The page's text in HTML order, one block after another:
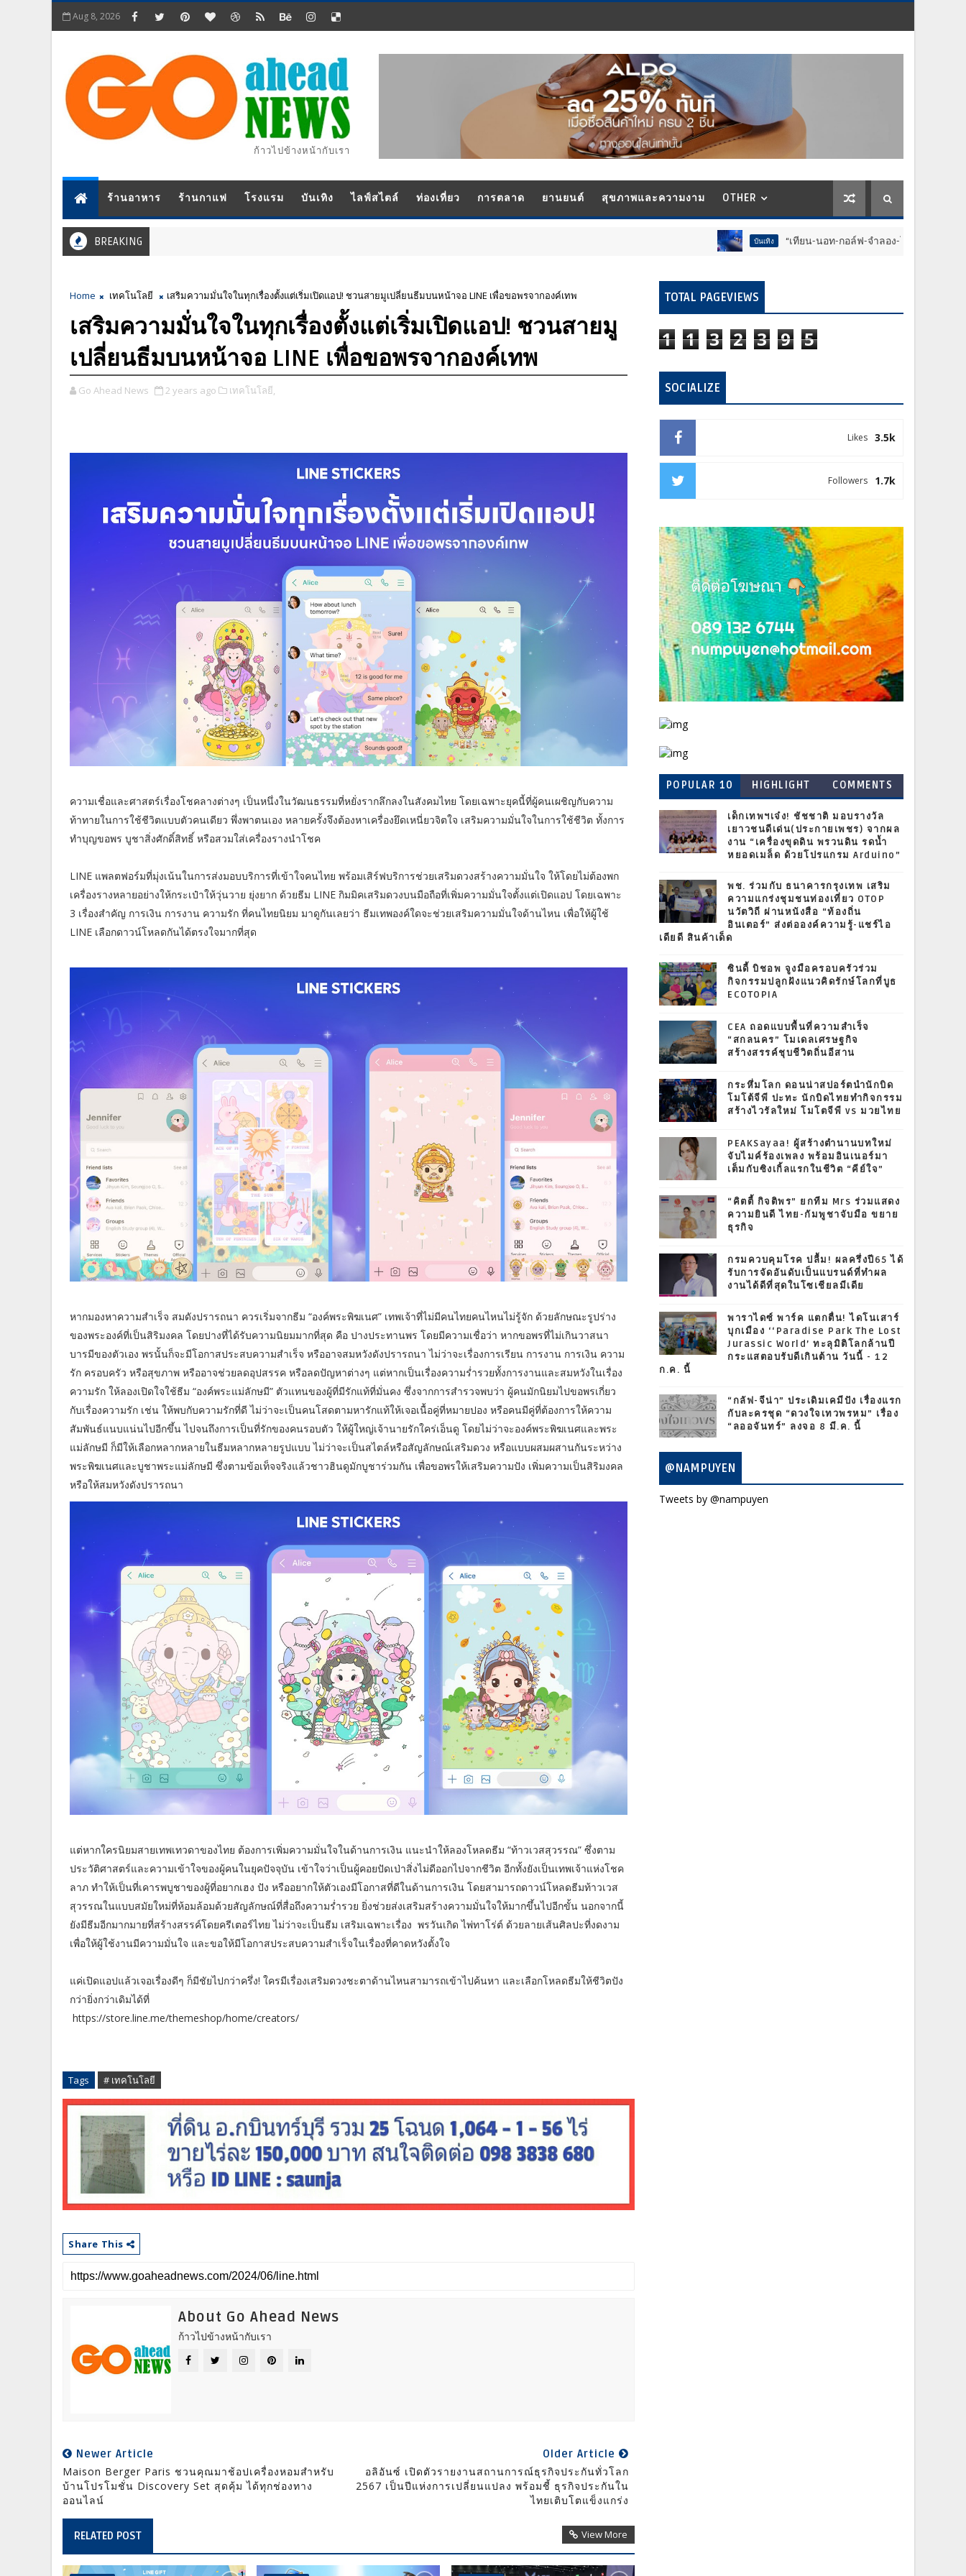
Aug 8, 2026
ก้าวไปข้างหน้ากับเรา
ร้านอาหาร ร้านกาแฟ โรงแรม บันเทิง ไลฟ์สไตล์ ท่องเที่ยว การตลาด ยานยนต์ สุขภาพและความงาม OTHER
BREAKING บันเทิง “เทียน-นอท-กอล์ฟ-จำลอง-โฟล์ค” ร้องจ๊าก!! อุปกรณ์
Home เทคโนโลยี เสริมความมั่นใจในทุกเรื่องตั้งแต่เริ่มเปิดแอป! ชวนสายมูเปลี่ยนธีมบนหน้าจอ LINE เพื่อขอพรจากองค์เทพ
เสริมความมั่นใจในทุกเรื่องตั้งแต่เริ่มเปิดแอป! ชวนสายมู
เปลี่ยนธีมบนหน้าจอ LINE เพื่อขอพรจากองค์เทพ
Go Ahead News 2 years ago เทคโนโลยี,
ความเชื่อและศาสตร์เรื่องโชคลางต่างๆ เป็นหนึ่งในวัฒนธรรมที่หยั่งรากลึกลงในสังคมไทย โดยเฉพาะยุคนี้ที่ผู้คนเผชิญกับความ
ท้าทายในการใช้ชีวิตแบบตัวคนเดียว พึ่งพาตนเอง หลายครั้งจึงต้องหาเครื่องยึดเหนี่ยวจิตใจ เสริมความมั่นใจในการใช้ชีวิต ทั้งการ
ทำบุญขอพร บูชาสิ่งศักดิ์สิทธิ์ หรือสวมใส่เครื่องรางนำโชค
LINE แพลตฟอร์มที่มุ่งเน้นในการส่งมอบบริการที่เข้าใจคนไทย พร้อมเสิร์ฟบริการช่วยเสริมดวงสร้างความมั่นใจ ให้โดยไม่ต้องพก
เครื่องรางหลายอย่างให้กระเป๋าให้วุ่นวาย ยุ่งยาก ด้วยธีม LINE กิมมิคเสริมดวงบนมือถือที่เพิ่มความมั่นใจตั้งแต่เปิดแอป โดยเฉพาะ
3 เรื่องสำคัญ การเงิน การงาน ความรัก ที่คนไทยนิยม มาดูกันเลยว่า ธีมเทพองค์ใดจะช่วยเสริมความมั่นใจด้านไหน เพื่อให้ผู้ใช้
LINE เลือกดาวน์โหลดกันได้ตรงใจมากที่สุด
หากมองหาความสำเร็จ สมดังปรารถนา ควรเริ่มจากธีม “องค์พระพิฆเนศ” เทพเจ้าที่ไม่มีคนไทยคนไหนไม่รู้จัก ด้วยลักษณะรูปร่าง
ของพระองค์ที่เป็นสิริมงคล โดยปางที่ได้รับความนิยมมากที่สุด คือ ปางประทานพร โดยมีความเชื่อว่า หากขอพรที่ไม่เกินวาสนา
บารมีของตัวเอง พรนั้นก็จะมีโอกาสประสบความสำเร็จ หรืออาจสมหวังดังปรารถนา ไม่ว่าจะเรื่องการเรียน การงาน การเงิน ความ
รัก ครอบครัว หรือสุขภาพ หรืออาจช่วยลดอุปสรรค หรือลดปัญหาต่างๆ แต่หากเป็นเรื่องความร่ำรวยทั้งการงานและสมหวังในเรื่อง
ความรัก ให้ลองเปิดใจใช้ธีม “องค์พระแม่ลักษมี” ตัวแทนของผู้ที่มีรักแท้ที่มั่นคง ซึ่งจากการสำรวจพบว่า ผู้คนมักนิยมไปขอพรเกี่ยว
กับเรื่องความรัก เช่น ให้พบกับความรักที่ดี ไม่ว่าจะเป็นคนโสดตามหารักแท้ให้เจอเนื้อคู่ที่หมายปอง หรือคนมีคู่ที่ต้องการให้ความ
สัมพันธ์แนบแน่นไปอีกขึ้น ไปจนถึงการเป็นที่รักของคนรอบตัว ให้ผู้ใหญ่เจ้านายรักใคร่เอ็นดู โดยไม่ว่าจะองค์พระพิฆเนศและพระ
แม่ลักษมี ก็มีให้เลือกหลากหลายในธีมหลากหลายรูปแบบ ไม่ว่าจะเป็นสไตล์หรือสัญลักษณ์เสริมดวง หรือแบบผสมผสานกันระหว่าง
พระพิฆเนศและบูชาพระแม่ลักษมี ซึ่งตามข้อเท็จจริงแล้วชาวฮินดูมักบูชาร่วมกัน เพื่อขอพรให้เสริมความปัง เพิ่มความเป็นสิริมงคล
หรือให้สมหวังดังปรารถนา
แต่หากใครนิยมสายเทพเทวดาของไทย ต้องการเพิ่มความมั่นใจในด้านการเงิน แนะนำให้ลองโหลดธีม “ท้าวเวสสุวรรณ” ซึ่งตาม
ประวัติศาสตร์และความเข้าใจของผู้คนในยุคปัจจุบัน เข้าใจว่าเป็นผู้คอยปัดเป่าสิ่งไม่ดีออกไปจากชีวิต อีกทั้งยังเป็นเทพเจ้าแห่งโชค
ลาภ ทำให้เป็นที่เคารพบูชาของผู้ที่อยากเฮง ปัง หรืออยากให้ตัวเองมีโอกาสที่ดีในด้านการเงิน โดยสามารถดาวน์โหลดธีมท้าวเวส
สุวรรณในแบบสมัยใหม่ที่ห้อมล้อมด้วยสัญลักษณ์ที่สื่อถึงความร่ำรวย ยิ่งช่วยส่งเสริมสร้างความมั่นใจให้มากขึ้นไปอีกขั้น นอกจากนี้
ยังมีธีมอีกมากมายที่สร้างสรรค์โดยครีเตอร์ไทย ไม่ว่าจะเป็นธีม เสริมเฉพาะเรื่อง พรวันเกิด ไพ่ทาโร่ต์ ด้วยลายเส้นศิลปะที่งดงาม
เพื่อให้ผู้ใช้งานมีความมั่นใจ และขอให้มีโอกาสประสบความสำเร็จในเรื่องที่คาดหวังตั้งใจ
แค่เปิดแอปแล้วเจอเรื่องดีๆ ก็มีชัยไปกว่าครึ่ง! ใครมีเรื่องเสริมดวงชะตาด้านไหนสามารถเข้าไปค้นหา และเลือกโหลดธีมให้ชีวิตปัง
กว่ายิ่งกว่าเดิมได้ที่
https://store.line.me/themeshop/home/creators/
Tags # เทคโนโลยี
Share This
About Go Ahead News
ก้าวไปข้างหน้ากับเรา
Newer Article
Maison Berger Paris ชวนคุณมาช้อปเครื่องหอมสำหรับ
บ้านโปรโมชั่น Discovery Set สุดคุ้ม ได้ทุกช่องทาง
ออนไลน์
Older Article
อลิอันซ์ เปิดตัวรายงานสถานการณ์ธุรกิจประกันทั่วโลก
2567 เป็นปีแห่งการเปลี่ยนแปลง พร้อมชี้ ธุรกิจประกันใน
ไทยเติบโตแข็งแกร่ง
RELATED POST View More
TOTAL PAGEVIEWS
1 1 3 2 3 9 5
SOCIALIZE
3.5k
Likes
1.7k
Followers
POPULAR 10 HIGHLIGHT COMMENTS
เด็กเทพฯเจ๋ง! ชัชชาติ มอบรางวัล
เยาวชนดีเด่น(ประกายเพชร) จากผล
งาน “เครื่องขุดดิน พรวนดิน รดน้ำ
หยอดเมล็ด ด้วยโปรแกรม Arduino”
พช. ร่วมกับ ธนาคารกรุงเทพ เสริม
ความแกร่งชุมชนท่องเที่ยว OTOP
นวัตวิถี ผ่านหนังสือ “ท้องถิ่น
อินเตอร์” ส่งต่อองค์ความรู้-แชร์ไอ
เดียดี สินค้าเด็ด
ซินดี้ บิชอพ จูงมือครอบครัวร่วม
กิจกรรมปลูกฝังแนวคิดรักษ์โลกที่บูธ
ECOTOPIA
CEA ถอดแบบพื้นที่ความสำเร็จ
“สกลนคร” โมเดลเศรษฐกิจ
สร้างสรรค์ชุบชีวิตถิ่นอีสาน
กระหึ่มโลก ดอนน่าสปอร์ตนำนักบิด
โมโต้จีพี ปะทะ นักบิดไทยทำกิจกรรม
สร้างไวรัลใหม่ โมโตจีพี vs มวยไทย
PEAKSayaa! ผู้สร้างตำนานบทใหม่
จับไมค์ร้องเพลง พร้อมอินเนอร์มา
เต็มกับซิงเกิ้ลแรกในชีวิต “คีย์ใจ”
“คิตตี้ กิจติพร” ยกทีม Mrs ร่วมแสดง
ความยินดี ไทย-กัมพูชาจับมือ ขยาย
ธุรกิจ
กรมควบคุมโรค ปลื้ม! ผลครึ่งปี65 ได้
รับการจัดอันดับเป็นแบรนด์ที่ทำผล
งานได้ดีที่สุดในโซเชียลมีเดีย
พาราไดซ์ พาร์ค แตกตื่น! ไดโนเสาร์
บุกเมือง ‘‘Paradise Park The Lost
Jurassic World’ ทะลุมิติโลกล้านปี
กระแสตอบรับดีเกินต้าน วันนี้ - 12
ก.ค. นี้
“กลัฟ-จีน่า” ประเดิมเคมีปัง เรื่องแรก
กับละครชุด “ดวงใจเทวพรหม” เรื่อง
“ลออจันทร์” ลงจอ 8 มี.ค. นี้
@NAMPUYEN
Tweets by @nampuyen